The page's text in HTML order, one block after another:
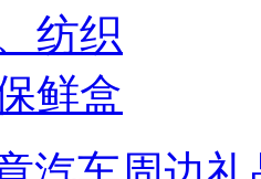
纺织
鲜盒